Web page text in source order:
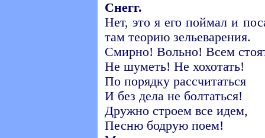
Снегг.
Нет, это я его поймал и
там теорию зельеварения.
Смирно! Вольно! Всем
Не шуметь! Не хохотать!
По порядку рассчитаться
И без дела не болтаться!
Дружно строем все идем,
Песню бодрую поем!